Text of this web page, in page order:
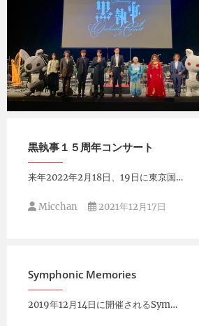
黒執事１５周年コンサート
来年2022年2月18日、19日に東京国…
Micchan 2021年12月17日
Symphonic Memories
2019年12月14日に開催されるSym…